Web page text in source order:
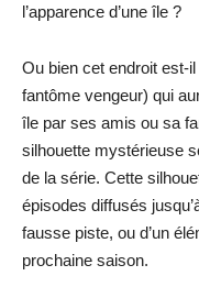
l’apparence d’une île ?
Ou bien cet endroit est-
fantôme vengeur) qui
île par ses amis ou sa
silhouette mystérieuse
de la série. Cette
épisodes diffusés
fausse piste, ou d’un
prochaine saison.